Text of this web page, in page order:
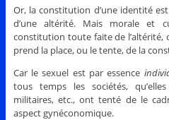
Or, la constitution d’une identité
d’une altérité. Mais morale et
constitution toute faite de l’altérité,
prend la place, ou le tente, de la
Car le sexuel est par essence
tous temps les sociétés,
militaires, etc., ont tenté de le
aspect gynéconomique.